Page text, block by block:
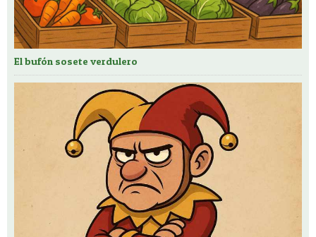
El bufón sosete verdulero